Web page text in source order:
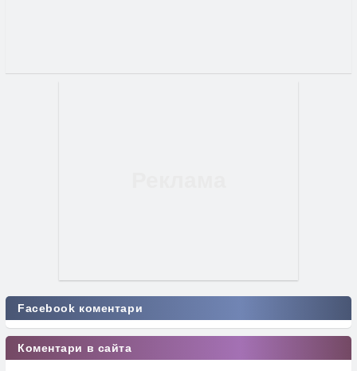
Facebook коментари
Коментари в сайта